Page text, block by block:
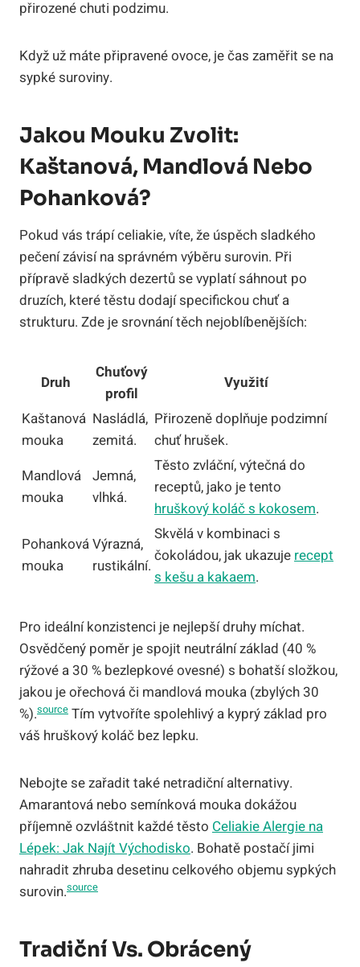
přirozené chuti podzimu.
Když už máte připravené ovoce, je čas zaměřit se na
sypké suroviny.
Jakou Mouku Zvolit:
Kaštanová, Mandlová Nebo
Pohanková?
Pokud vás trápí celiakie, víte, že úspěch sladkého
pečení závisí na správném výběru surovin. Při
přípravě sladkých dezertů se vyplatí sáhnout po
druzích, které těstu dodají specifickou chuť a
strukturu. Zde je srovnání těch nejoblíbenějších:
Druh
Chuťový
profil
Využití
Kaštanová
mouka
Nasládlá,
zemitá.
Přirozeně doplňuje podzimní
chuť hrušek.
Mandlová
mouka
Jemná,
vlhká.
Těsto zvláční, výtečná do
receptů, jako je tento
hruškový koláč s kokosem.
Pohanková
mouka
Výrazná,
rustikální.
Skvělá v kombinaci s
čokoládou, jak ukazuje recept
s kešu a kakaem.
Pro ideální konzistenci je nejlepší druhy míchat.
Osvědčený poměr je spojit neutrální základ (40 %
rýžové a 30 % bezlepkové ovesné) s bohatší složkou,
jakou je ořechová či mandlová mouka (zbylých 30
%).source Tím vytvoříte spolehlivý a kyprý základ pro
váš hruškový koláč bez lepku.
Nebojte se zařadit také netradiční alternativy.
Amarantová nebo semínková mouka dokážou
příjemně ozvláštnit každé těsto Celiakie Alergie na
Lépek: Jak Najít Východisko. Bohatě postačí jimi
nahradit zhruba desetinu celkového objemu sypkých
surovin.source
Tradiční Vs. Obrácený